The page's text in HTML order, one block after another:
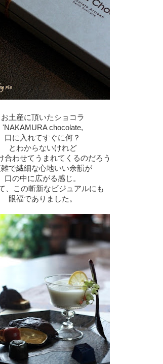
お土産に頂いたショコラ
'NAKAMURA chocolate,
口に入れてすぐに何？
とわからないけれど
合わせてうまれてくるのだろう
で繊細な心地いい余韻が
口の中に広がる感じ。
、この斬新なビジュアルにも
眼福でありました。